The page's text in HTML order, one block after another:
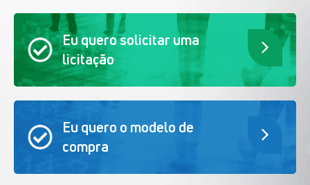
Eu quero solicitar uma
licitação
Eu quero o modelo de
compra